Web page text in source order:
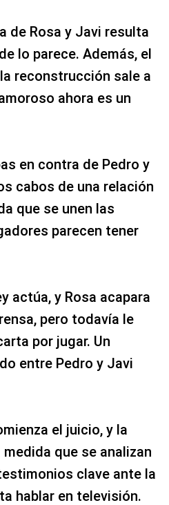
de Rosa y Javi resulta
lo parece. Además, el
reconstrucción sale a
ahora es un
en contra de Pedro y
cabos de una relación
que se unen las
parecen tener
actúa, y Rosa acapara
pero todavía le
por jugar. Un
entre Pedro y Javi
el juicio, y la
que se analizan
clave ante la
hablar en televisión.